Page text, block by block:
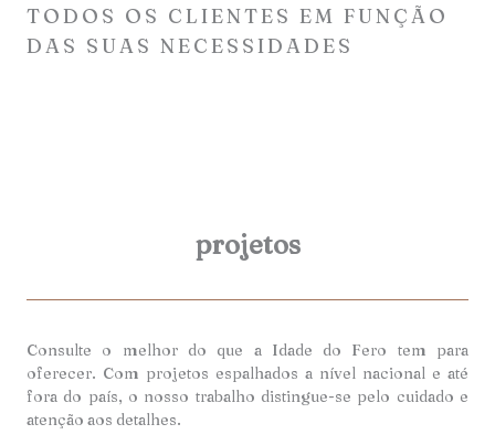
TODOS OS CLIENTES EM FUNÇÃO
DAS SUAS NECESSIDADES
projetos
Consulte o melhor do que a Idade do Fero tem para
oferecer. Com projetos espalhados a nível nacional e até
fora do país, o nosso trabalho distingue-se pelo cuidado e
atenção aos detalhes.